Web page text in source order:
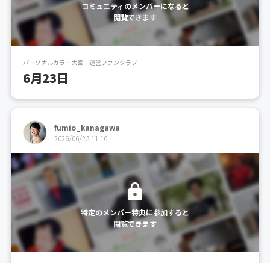
コミュニティのメンバーになると
閲覧できます
パーソナルカラー大宮 運営ファンクラブ
6月23日
fumio_kanagawa
2026/06/23 11:16
特定のメンバー特典に参加すると
閲覧できます